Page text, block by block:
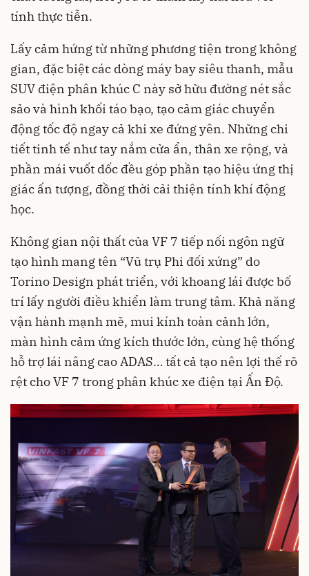
tính thực tiễn.
Lấy cảm hứng từ những phương tiện trong không
gian, đặc biệt các dòng máy bay siêu thanh, mẫu
SUV điện phân khúc C này sở hữu đường nét sắc
sảo và hình khối táo bạo, tạo cảm giác chuyển
động tốc độ ngay cả khi xe đứng yên. Những chi
tiết tinh tế như tay nắm cửa ẩn, thân xe rộng, và
phần mái vuốt dốc đều góp phần tạo hiệu ứng thị
giác ấn tượng, đồng thời cải thiện tính khí động
học.
Không gian nội thất của VF 7 tiếp nối ngôn ngữ
tạo hình mang tên “Vũ trụ Phi đối xứng” do
Torino Design phát triển, với khoang lái được bố
trí lấy người điều khiển làm trung tâm. Khả năng
vận hành mạnh mẽ, mui kính toàn cảnh lớn,
màn hình cảm ứng kích thước lớn, cùng hệ thống
hỗ trợ lái nâng cao ADAS… tất cả tạo nên lợi thế rõ
rệt cho VF 7 trong phân khúc xe điện tại Ấn Độ.